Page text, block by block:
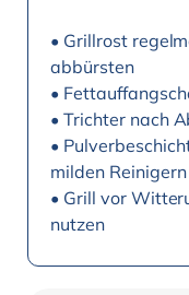
• Grillrost
abbürsten
•
• Trichter nach
•
milden
• Grill vor
nutzen